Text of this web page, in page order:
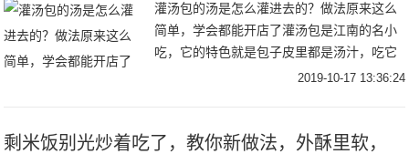
灌汤包的汤是怎么灌进去的？做法原来这么
简单，学会都能开店了灌汤包是江南的名小
吃，它的特色就是包子皮里都是汤汁，吃它
必须先把汤汁喝掉，然后再吃皮和馅。灌汤
2019-10-17 13:36:24
剩米饭别光炒着吃了，教你新做法，外酥里软，